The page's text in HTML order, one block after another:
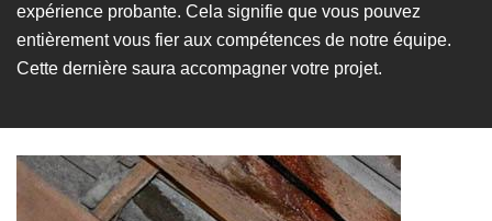
expérience probante. Cela signifie que vous pouvez
entièrement vous fier aux compétences de notre équipe.
Cette dernière saura accompagner votre projet.